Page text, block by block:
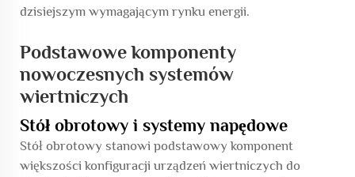
dzisiejszym wymagającym rynku energii.
Podstawowe komponenty
nowoczesnych systemów
wiertniczych
Stół obrotowy i systemy napędowe
Stół obrotowy stanowi podstawowy komponent
większości konfiguracji urządzeń wiertniczych do